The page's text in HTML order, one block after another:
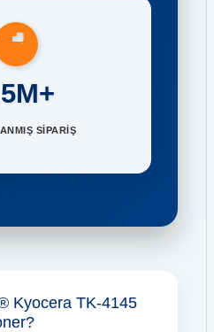
SİPARİŞ
Kyocera TK-4145